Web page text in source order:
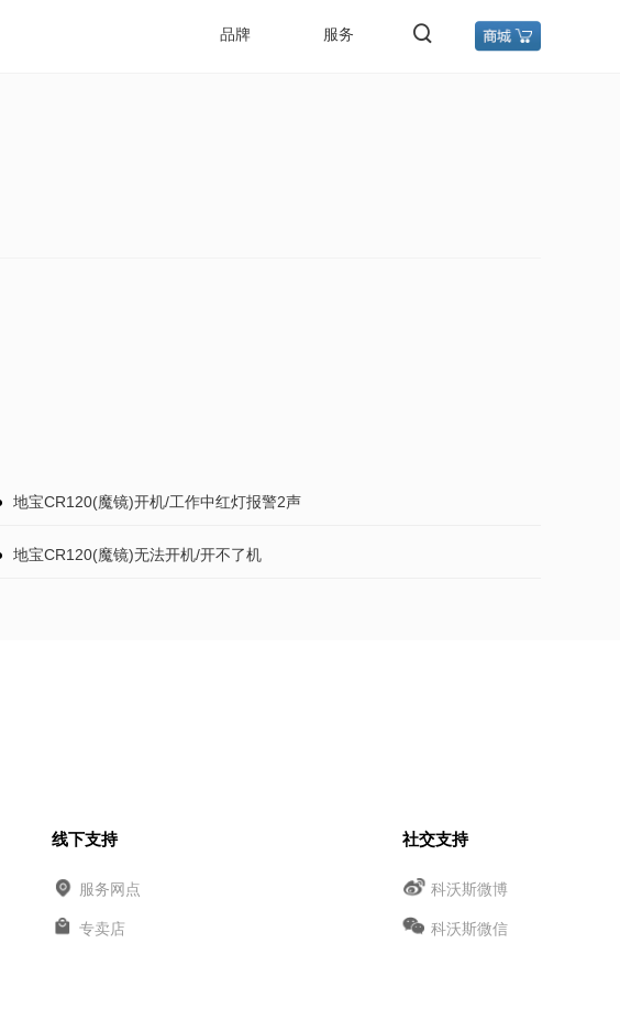
品牌 服务
地宝CR120(魔镜)开机/工作中红灯报警2声
地宝CR120(魔镜)无法开机/开不了机
线下支持
服务网点
专卖店
社交支持
科沃斯微博
科沃斯微信